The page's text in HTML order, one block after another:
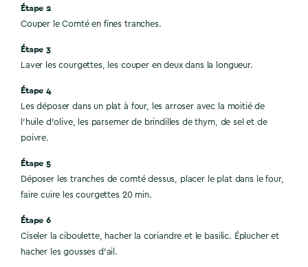
Étape 2
Couper le Comté en fines tranches.
Étape 3
Laver les courgettes, les couper en deux dans la longueur.
Étape 4
Les déposer dans un plat à four, les arroser avec la moitié de
l'huile d’olive, les parsemer de brindilles de thym, de sel et de
poivre.
Étape 5
Déposer les tranches de comté dessus, placer le plat dans le four,
faire cuire les courgettes 20 min.
Étape 6
Ciseler la ciboulette, hacher la coriandre et le basilic. Éplucher et
hacher les gousses d’ail.